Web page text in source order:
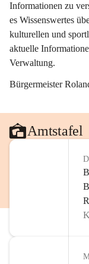
Informationen zu
es Wissenswertes
kulturellen und
aktuelle
Verwaltung.
Bürgermeister
Amtstafel